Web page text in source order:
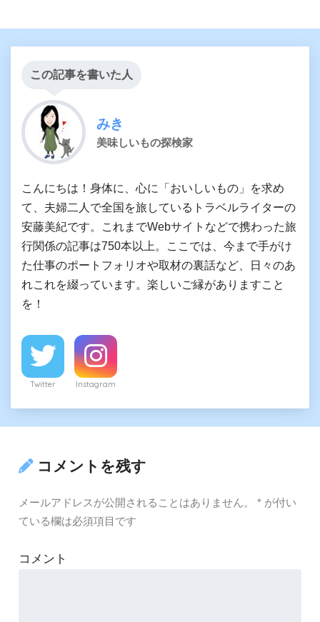
この記事を書いた人
みき
美味しいもの探検家
こんにちは！身体に、心に「おいしいもの」を求め
て、夫婦二人で全国を旅しているトラベルライターの
安藤美紀です。これまでWebサイトなどで携わった旅
行関係の記事は750本以上。ここでは、今まで手がけ
た仕事のポートフォリオや取材の裏話など、日々のあ
れこれを綴っています。楽しいご縁がありますこと
を！
Twitter Instagram
コメントを残す
メールアドレスが公開されることはありません。 *が付い
ている欄は必須項目です
コメント